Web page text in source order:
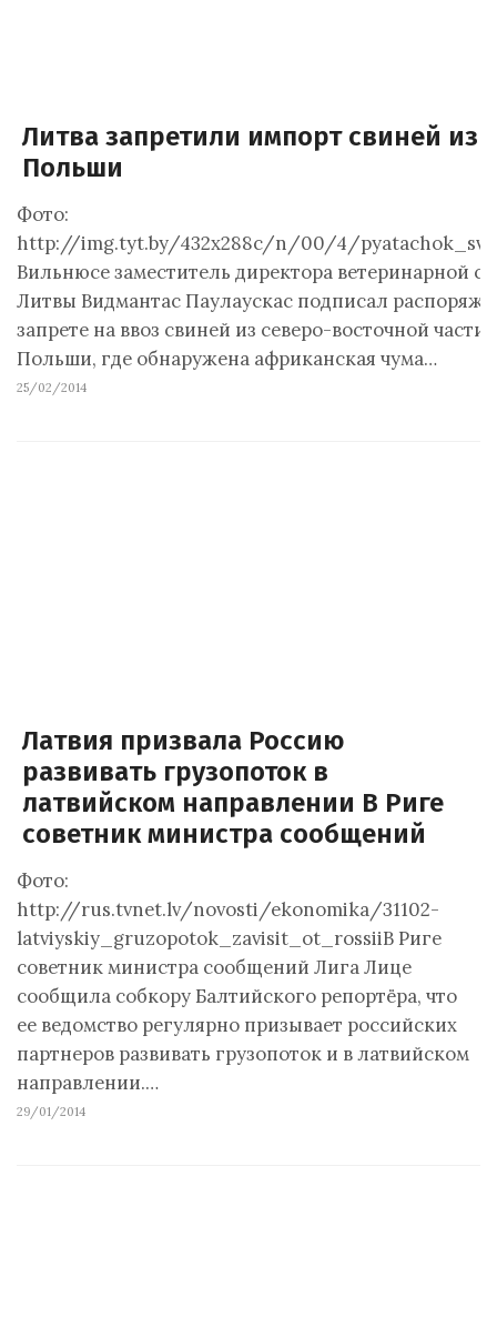
Литва запретили импорт свиней из
Польши
Фото:
http://img.tyt.by/432x288c/n/00/4/
Вильнюсе заместитель директора ветеринарной
Литвы Видмантас Паулаускас подписал
запрете на ввоз свиней из северо-восточной части
Польши, где обнаружена африканская чума…
25/02/2014
Латвия призвала Россию
развивать грузопоток в
латвийском направлении В Риге
советник министра сообщений
Фото:
http://rus.tvnet.lv/novosti/ekonomika/31102-
latviyskiy_gruzopotok_zavisit_ot_rossiiВ Риге
советник министра сообщений Лига Лице
сообщила собкору Балтийского репортёра, что
ее ведомство регулярно призывает российских
партнеров развивать грузопоток и в латвийском
направлении.…
29/01/2014